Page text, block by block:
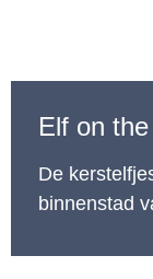
Elf on
De
binnenstad